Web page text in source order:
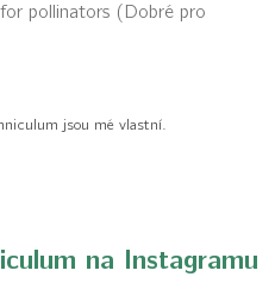
pollinators (Dobré pro
jsou mé vlastní.
na Instagramu